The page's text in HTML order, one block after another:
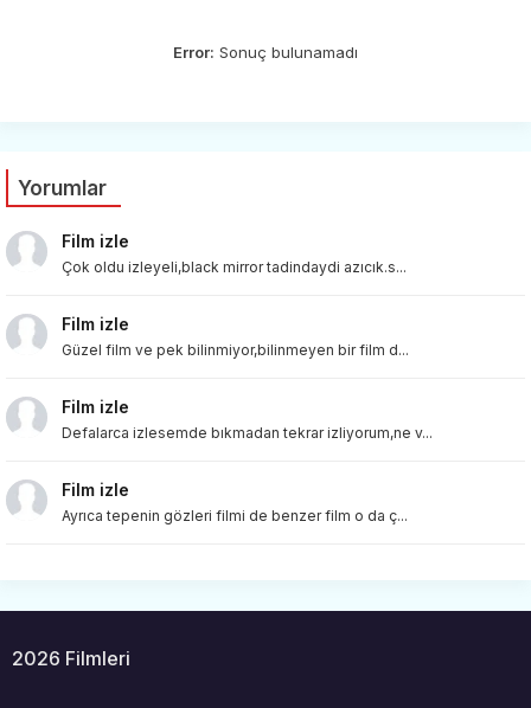
Error: Sonuç bulunamadı
Yorumlar
Film izle
Çok oldu izleyeli,black mirror tadindaydi azıcık.s...
Film izle
Güzel film ve pek bilinmiyor,bilinmeyen bir film d...
Film izle
Defalarca izlesemde bıkmadan tekrar izliyorum,ne v...
Film izle
Ayrıca tepenin gözleri filmi de benzer film o da ç...
2026 Filmleri